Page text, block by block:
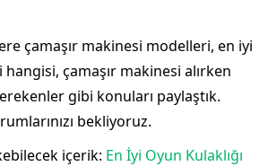
çamaşır makinesi modelleri, en iyi
hangisi, çamaşır makinesi alırken
gibi konuları paylaştık.
bekliyoruz.
içerik: En İyi Oyun Kulaklığı